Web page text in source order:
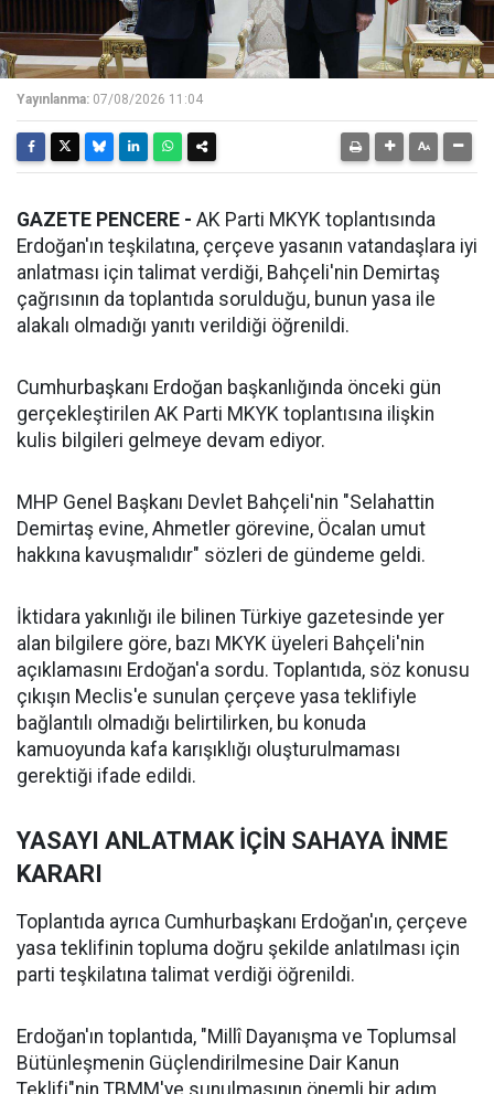
Yayınlanma: 07/08/2026 11:04
GAZETE PENCERE - AK Parti MKYK toplantısında
Erdoğan'ın teşkilatına, çerçeve yasanın vatandaşlara iyi
anlatması için talimat verdiği, Bahçeli'nin Demirtaş
çağrısının da toplantıda sorulduğu, bunun yasa ile
alakalı olmadığı yanıtı verildiği öğrenildi.
Cumhurbaşkanı Erdoğan başkanlığında önceki gün
gerçekleştirilen AK Parti MKYK toplantısına ilişkin
kulis bilgileri gelmeye devam ediyor.
MHP Genel Başkanı Devlet Bahçeli'nin "Selahattin
Demirtaş evine, Ahmetler görevine, Öcalan umut
hakkına kavuşmalıdır" sözleri de gündeme geldi.
İktidara yakınlığı ile bilinen Türkiye gazetesinde yer
alan bilgilere göre, bazı MKYK üyeleri Bahçeli'nin
açıklamasını Erdoğan'a sordu. Toplantıda, söz konusu
çıkışın Meclis'e sunulan çerçeve yasa teklifiyle
bağlantılı olmadığı belirtilirken, bu konuda
kamuoyunda kafa karışıklığı oluşturulmaması
gerektiği ifade edildi.
YASAYI ANLATMAK İÇİN SAHAYA İNME
KARARI
Toplantıda ayrıca Cumhurbaşkanı Erdoğan'ın, çerçeve
yasa teklifinin topluma doğru şekilde anlatılması için
parti teşkilatına talimat verdiği öğrenildi.
Erdoğan'ın toplantıda, "Millî Dayanışma ve Toplumsal
Bütünleşmenin Güçlendirilmesine Dair Kanun